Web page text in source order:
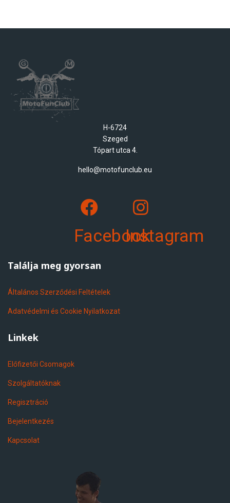
H-6724
Szeged
Tópart utca 4.
hello@motofunclub.eu
FacebookInstagram
Találja meg gyorsan
Általános Szerződési Feltételek
Adatvédelmi és Cookie Nyilatkozat
Linkek
Előfizetői Csomagok
Szolgáltatóknak
Regisztráció
Bejelentkezés
Kapcsolat